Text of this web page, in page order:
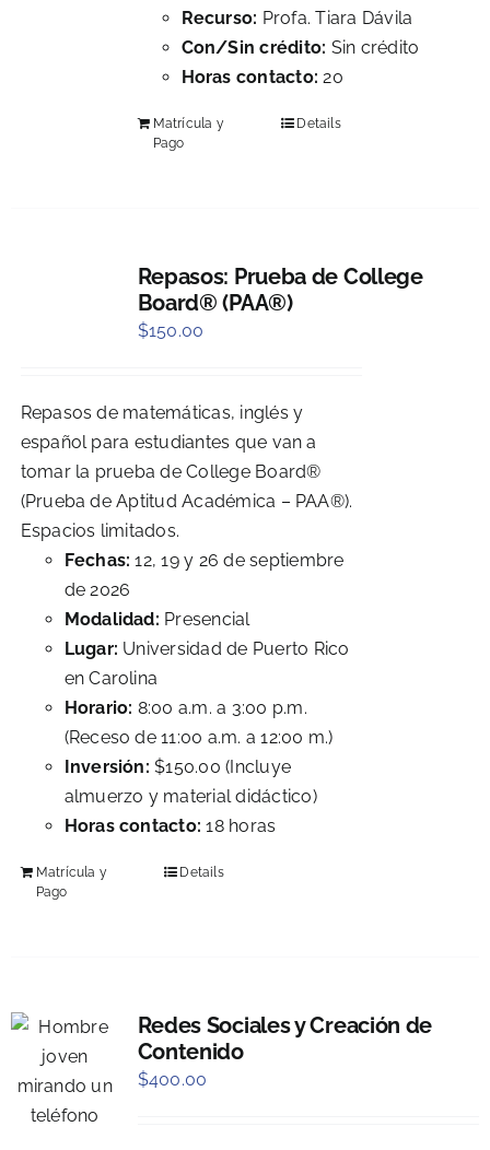
Recurso: Profa. Tiara Dávila
Con/Sin crédito: Sin crédito
Horas contacto: 20
Matrícula y
Pago
Details
Repasos: Prueba de College
Board® (PAA®)
$150.00
Repasos de matemáticas, inglés y
español para estudiantes que van a
tomar la prueba de College Board®
(Prueba de Aptitud Académica – PAA®).
Espacios limitados.
Fechas:12, 19 y 26 de septiembre
de 2026
Modalidad: Presencial
Lugar: Universidad de Puerto Rico
en Carolina
Horario: 8:00 a.m. a 3:00 p.m.
(Receso de 11:00 a.m. a 12:00 m.)
Inversión: $150.00 (Incluye
almuerzo y material didáctico)
Horas contacto: 18 horas
Matrícula y
Pago
Details
Redes Sociales y Creación de
Contenido
$400.00